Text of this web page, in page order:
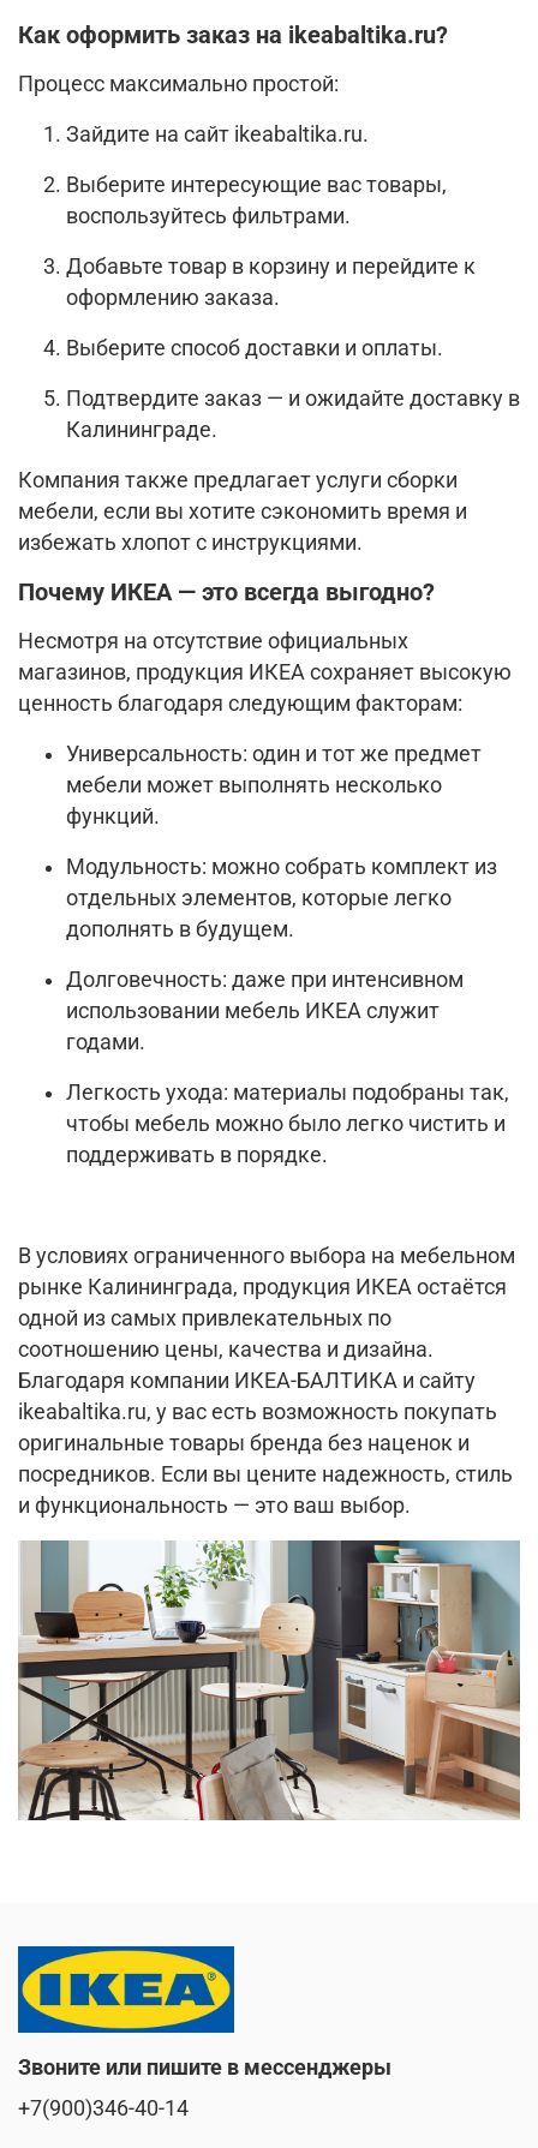
Как оформить заказ на ikeabaltika.ru?
Процесс максимально простой:
Зайдите на сайт ikeabaltika.ru.
Выберите интересующие вас товары,
воспользуйтесь фильтрами.
Добавьте товар в корзину и перейдите к
оформлению заказа.
Выберите способ доставки и оплаты.
Подтвердите заказ — и ожидайте доставку в
Калининграде.
Компания также предлагает услуги сборки
мебели, если вы хотите сэкономить время и
избежать хлопот с инструкциями.
Почему ИКЕА — это всегда выгодно?
Несмотря на отсутствие официальных
магазинов, продукция ИКЕА сохраняет высокую
ценность благодаря следующим факторам:
Универсальность: один и тот же предмет
мебели может выполнять несколько
функций.
Модульность: можно собрать комплект из
отдельных элементов, которые легко
дополнять в будущем.
Долговечность: даже при интенсивном
использовании мебель ИКЕА служит
годами.
Легкость ухода: материалы подобраны так,
чтобы мебель можно было легко чистить и
поддерживать в порядке.
В условиях ограниченного выбора на мебельном
рынке Калининграда, продукция ИКЕА остаётся
одной из самых привлекательных по
соотношению цены, качества и дизайна.
Благодаря компании ИКЕА-БАЛТИКА и сайту
ikeabaltika.ru, у вас есть возможность покупать
оригинальные товары бренда без наценок и
посредников. Если вы цените надежность, стиль
и функциональность — это ваш выбор.
Звоните или пишите в мессенджеры
+7(900)346-40-14